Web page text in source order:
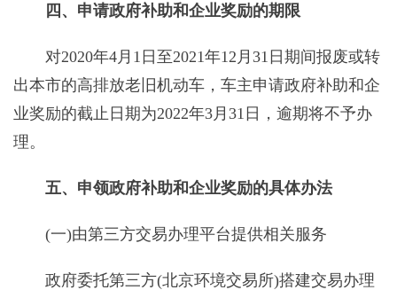
四、申请政府补助和企业奖励的期限
对2020年4月1日至2021年12月31日期间报废或转
出本市的高排放老旧机动车，车主申请政府补助和企
业奖励的截止日期为2022年3月31日，逾期将不予办
理。
五、申领政府补助和企业奖励的具体办法
(一)由第三方交易办理平台提供相关服务
政府委托第三方(北京环境交易所)搭建交易办理